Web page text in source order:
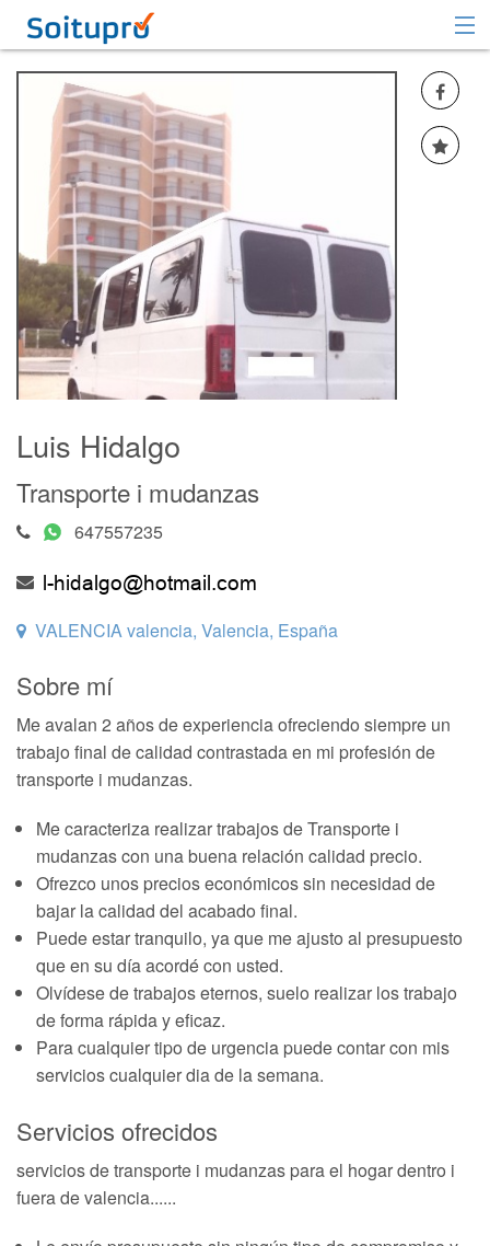
Recomendar
Registrarse
Iniciar sesión
Luis Hidalgo
Transporte i mudanzas
647557235
VALENCIA valencia, Valencia, España
Sobre mí
Me avalan 2 años de experiencia ofreciendo siempre un
trabajo final de calidad contrastada en mi profesión de
transporte i mudanzas.
Me caracteriza realizar trabajos de Transporte i
mudanzas con una buena relación calidad precio.
Ofrezco unos precios económicos sin necesidad de
bajar la calidad del acabado final.
Puede estar tranquilo, ya que me ajusto al presupuesto
que en su día acordé con usted.
Olvídese de trabajos eternos, suelo realizar los trabajo
de forma rápida y eficaz.
Para cualquier tipo de urgencia puede contar con mis
servicios cualquier dia de la semana.
Servicios ofrecidos
servicios de transporte i mudanzas para el hogar dentro i
fuera de valencia......